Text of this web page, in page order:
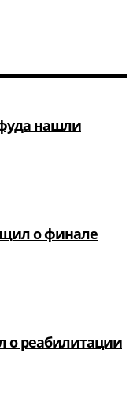
нашли
о финале
о реабилитации